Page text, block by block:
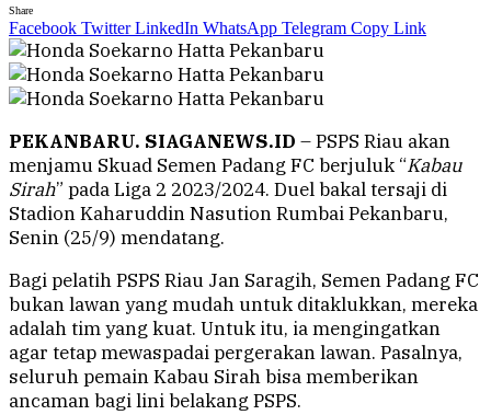
Share
Facebook Twitter LinkedIn WhatsApp Telegram Copy Link
PEKANBARU. SIAGANEWS.ID – PSPS Riau akan
menjamu Skuad Semen Padang FC berjuluk “Kabau
Sirah” pada Liga 2 2023/2024. Duel bakal tersaji di
Stadion Kaharuddin Nasution Rumbai Pekanbaru,
Senin (25/9) mendatang.
Bagi pelatih PSPS Riau Jan Saragih, Semen Padang FC
bukan lawan yang mudah untuk ditaklukkan, mereka
adalah tim yang kuat. Untuk itu, ia mengingatkan
agar tetap mewaspadai pergerakan lawan. Pasalnya,
seluruh pemain Kabau Sirah bisa memberikan
ancaman bagi lini belakang PSPS.